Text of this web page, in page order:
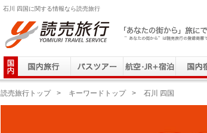
石川 四国に関する情報なら読売旅行
読売旅行 「あなたの街から」旅にでる｜Yomiuri Travel Service
読売旅行トップ > キーワードトップ > 石川 四国